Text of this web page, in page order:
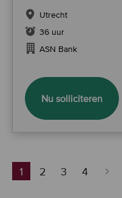
Utrecht
36 uur
ASN Bank
Nu solliciteren
1 2 3 4